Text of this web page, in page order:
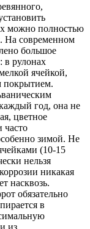
можно полностью
На современном
большое
в рулонах
ячейкой,
покрытием.
год, она не
цветное
часто
зимой. Не
(10-15
нельзя
никакая
насквозь.
обязательно
в
из